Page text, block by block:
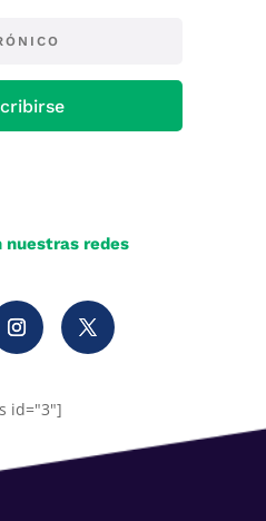
nuestras redes
id="3"]